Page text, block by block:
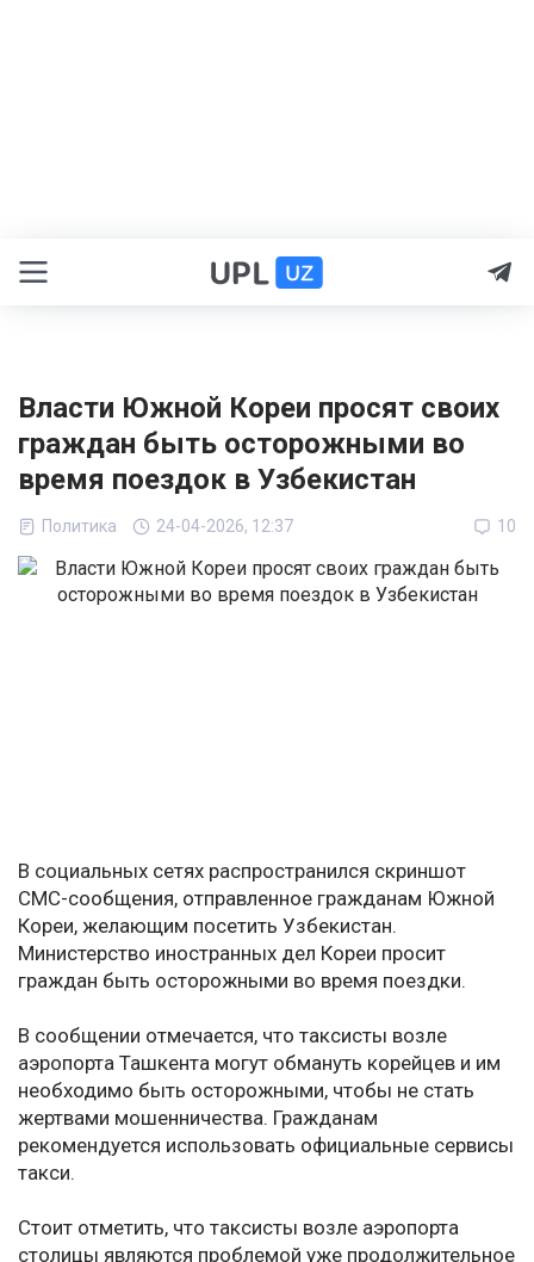
Власти Южной Кореи просят своих
граждан быть осторожными во
время поездок в Узбекистан
Политика 24-04-2026, 12:37 10
В социальных сетях распространился скриншот
СМС-сообщения, отправленное гражданам Южной
Кореи, желающим посетить Узбекистан.
Министерство иностранных дел Кореи просит
граждан быть осторожными во время поездки.
В сообщении отмечается, что таксисты возле
аэропорта Ташкента могут обмануть корейцев и им
необходимо быть осторожными, чтобы не стать
жертвами мошенничества. Гражданам
рекомендуется использовать официальные сервисы
такси.
Стоит отметить, что таксисты возле аэропорта
столицы являются проблемой уже продолжительное